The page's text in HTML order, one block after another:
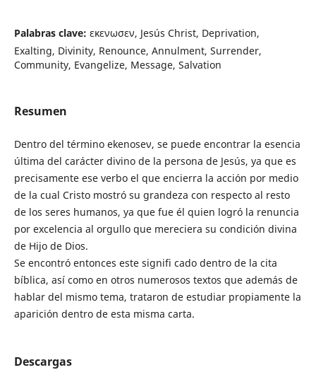
Palabras clave: εκενωσεν, Jesús Christ, Deprivation,
Exalting, Divinity, Renounce, Annulment, Surrender,
Community, Evangelize, Message, Salvation
Resumen
Dentro del término ekenoseν, se puede encontrar la esencia
última del carácter divino de la persona de Jesús, ya que es
precisamente ese verbo el que encierra la acción por medio
de la cual Cristo mostró su grandeza con respecto al resto
de los seres humanos, ya que fue él quien logró la renuncia
por excelencia al orgullo que mereciera su condición divina
de Hijo de Dios.
Se encontró entonces este signifi cado dentro de la cita
bíblica, así como en otros numerosos textos que además de
hablar del mismo tema, trataron de estudiar propiamente la
aparición dentro de esta misma carta.
Descargas